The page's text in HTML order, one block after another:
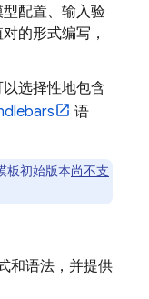
配置、输入验
的形式编写，
选择性地包含
语
板初始版本尚不支
和语法，并提供